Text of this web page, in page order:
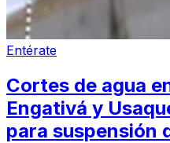
Entérate
Cortes de agua
Engativá y
para suspensión